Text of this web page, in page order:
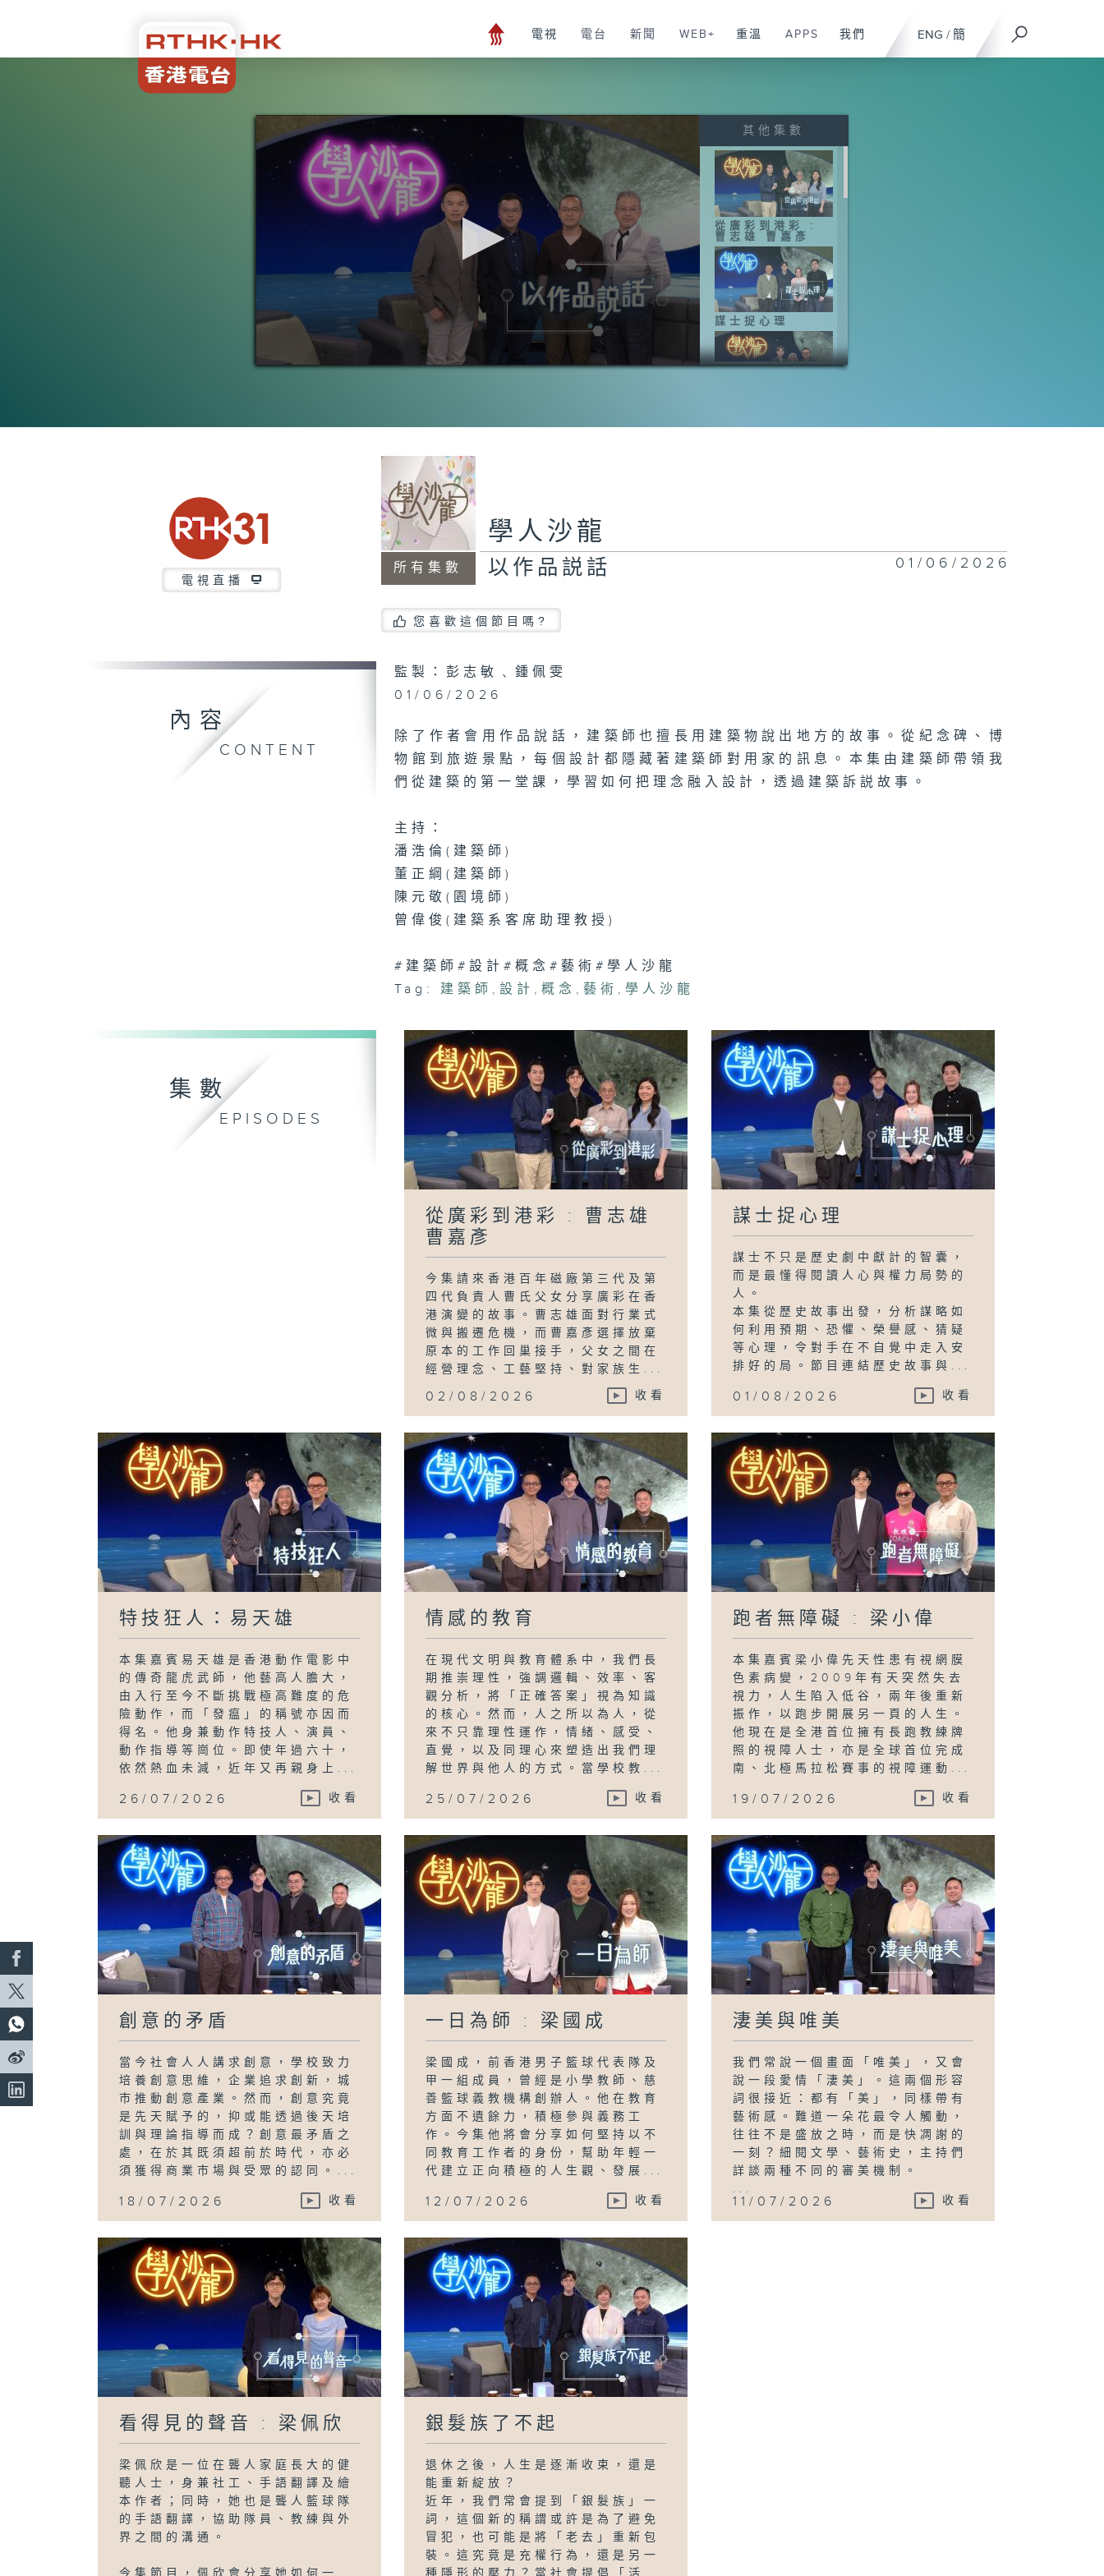
ENG / 簡
電視 電台 新聞 WEB+ 重溫 APPS 我們
0
其他集數
從廣彩到港彩 :
曹志雄 曹嘉彥
謀士捉心理
一日為師 : 梁國
成
銀髮族了不起
電視直播
所有集數
學人沙龍
以作品説話 01/06/2026
您喜歡這個節目嗎?
內容
CONTENT
監製：彭志敏﹑鍾佩雯
01/06/2026
除了作者會用作品說話，建築師也擅長用建築物說出地方的故事。從紀念碑、博
物館到旅遊景點，每個設計都隱藏著建築師對用家的訊息。本集由建築師帶領我
們從建築的第一堂課，學習如何把理念融入設計，透過建築訴説故事。
主持：
潘浩倫(建築師)
董正綱(建築師)
陳元敬(園境師)
曾偉俊(建築系客席助理教授)
#建築師#設計#概念#藝術#學人沙龍
Tag:
建築師 ,設計 ,概念 , 藝術 ,學人沙龍
集數
EPISODES
從廣彩到港彩 : 曹志雄
曹嘉彥
今集請來香港百年磁廠第三代及第
四代負責人曹氏父女分享廣彩在香
港演變的故事。曹志雄面對行業式
微與搬遷危機，而曹嘉彥選擇放棄
原本的工作回巢接手，父女之間在
經營理念、工藝堅持、對家族生...
02/08/2026 收看
謀士捉心理
謀士不只是歷史劇中獻計的智囊，
而是最懂得閱讀人心與權力局勢的
人。
本集從歷史故事出發，分析謀略如
何利用預期、恐懼、榮譽感、猜疑
等心理，令對手在不自覺中走入安
排好的局。節目連結歷史故事與...
01/08/2026 收看
特技狂人：易天雄
本集嘉賓易天雄是香港動作電影中
的傳奇龍虎武師，他藝高人膽大，
由入行至今不斷挑戰極高難度的危
險動作，而「發瘟」的稱號亦因而
得名。他身兼動作特技人、演員、
動作指導等崗位。即使年過六十，
依然熱血未減，近年又再親身上...
26/07/2026 收看
情感的教育
在現代文明與教育體系中，我們長
期推崇理性，強調邏輯、效率、客
觀分析，將「正確答案」視為知識
的核心。然而，人之所以為人，從
來不只靠理性運作，情緒、感受、
直覺，以及同理心來塑造出我們理
解世界與他人的方式。當學校教...
25/07/2026 收看
跑者無障礙 : 梁小偉
本集嘉賓梁小偉先天性患有視網膜
色素病變，2009年有天突然失去
視力，人生陷入低谷，兩年後重新
振作，以跑步開展另一頁的人生。
他現在是全港首位擁有長跑教練牌
照的視障人士，亦是全球首位完成
南、北極馬拉松賽事的視障運動...
19/07/2026 收看
創意的矛盾
當今社會人人講求創意，學校致力
培養創意思維，企業追求創新，城
市推動創意產業。然而，創意究竟
是先天賦予的，抑或能透過後天培
訓與理論指導而成？創意最矛盾之
處，在於其既須超前於時代，亦必
須獲得商業市場與受眾的認同。...
18/07/2026 收看
一日為師 : 梁國成
梁國成，前香港男子籃球代表隊及
甲一組成員，曾經是小學教師、慈
善籃球義教機構創辦人。他在教育
方面不遺餘力，積極參與義務工
作。今集他將會分享如何堅持以不
同教育工作者的身份，幫助年輕一
代建立正向積極的人生觀、發展...
12/07/2026 收看
淒美與唯美
我們常說一個畫面「唯美」，又會
說一段愛情「淒美」。這兩個形容
詞很接近：都有「美」，同樣帶有
藝術感。難道一朵花最令人觸動，
往往不是盛放之時，而是快凋謝的
一刻？細閱文學、藝術史，主持們
詳談兩種不同的審美機制。
...
11/07/2026 收看
看得見的聲音 : 梁佩欣
梁佩欣是一位在聾人家庭長大的健
聽人士，身兼社工、手語翻譯及繪
本作者；同時，她也是聾人籃球隊
的手語翻譯，協助隊員、教練與外
界之間的溝通。
銀髮族了不起
退休之後，人生是逐漸收束，還是
能重新綻放？
近年，我們常會提到「銀髮族」一
詞，這個新的稱謂或許是為了避免
冒犯，也可能是將「老去」重新包
裝。這究竟是充權行為，還是另一